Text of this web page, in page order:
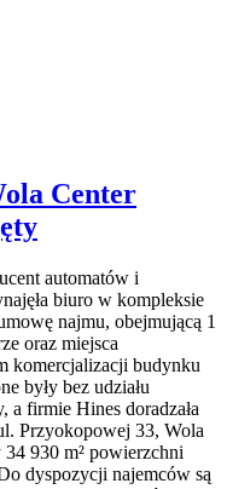
Center
automatów i
biuro w kompleksie
najmu, obejmującą 1
oraz miejsca
komercjalizacji budynku
były bez udziału
a firmie Hines doradzała
Przyokopowej 33, Wola
930 m² powierzchni
dyspozycji najemców są